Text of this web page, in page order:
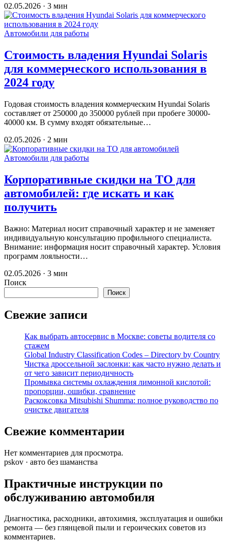
02.05.2026 · 3 мин
Автомобили для работы
Стоимость владения Hyundai Solaris
для коммерческого использования в
2024 году
Годовая стоимость владения коммерческим Hyundai Solaris
составляет от 250000 до 350000 рублей при пробеге 30000-
40000 км. В сумму входят обязательные…
02.05.2026 · 2 мин
Автомобили для работы
Корпоративные скидки на ТО для
автомобилей: где искать и как
получить
Важно: Материал носит справочный характер и не заменяет
индивидуальную консультацию профильного специалиста.
Внимание: информация носит справочный характер. Условия
программ лояльности…
02.05.2026 · 3 мин
Поиск
Поиск
Свежие записи
Как выбрать автосервис в Москве: советы водителя со
стажем
Global Industry Classification Codes – Directory by Country
Чистка дроссельной заслонки: как часто нужно делать и
от чего зависит периодичность
Промывка системы охлаждения лимонной кислотой:
пропорции, ошибки, сравнение
Раскоксовка Mitsubishi Shumma: полное руководство по
очистке двигателя
Свежие комментарии
Нет комментариев для просмотра.
pskov · авто без шаманства
Практичные инструкции по
обслуживанию автомобиля
Диагностика, расходники, автохимия, эксплуатация и ошибки
ремонта — без глянцевой пыли и героических советов из
комментариев.